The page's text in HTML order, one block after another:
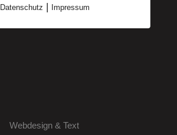
Webdesign & Text
Datenschutz | Impressum